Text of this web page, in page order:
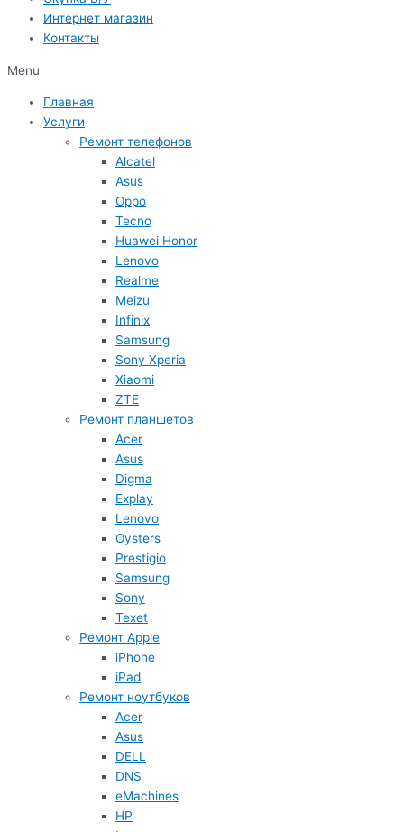
Интернет магазин
Контакты
Menu
Главная
Услуги
Ремонт телефонов
Alcatel
Asus
Oppo
Tecno
Huawei Honor
Lenovo
Realme
Meizu
Infinix
Samsung
Sony Xperia
Xiaomi
ZTE
Ремонт планшетов
Acer
Asus
Digma
Explay
Lenovo
Oysters
Prestigio
Samsung
Sony
Texet
Ремонт Apple
iPhone
iPad
Ремонт ноутбуков
Acer
Asus
DELL
DNS
eMachines
HP